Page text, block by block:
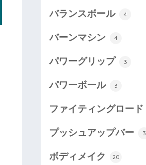
バランスボール 4
バーンマシン 4
パワーグリップ 3
パワーボール 3
ファイティングロード
プッシュアップバー 3
ボディメイク 20